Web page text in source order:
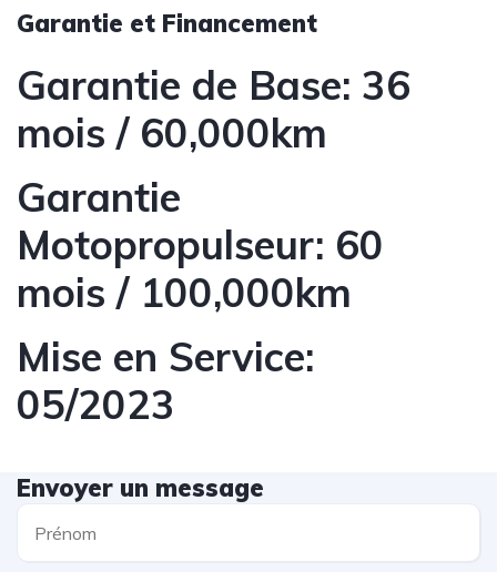
Garantie et Financement
Garantie de Base: 36
mois / 60,000km
Garantie
Motopropulseur: 60
mois / 100,000km
Mise en Service:
05/2023
Envoyer un message